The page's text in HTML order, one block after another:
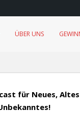
ÜBER UNS
für Neues,